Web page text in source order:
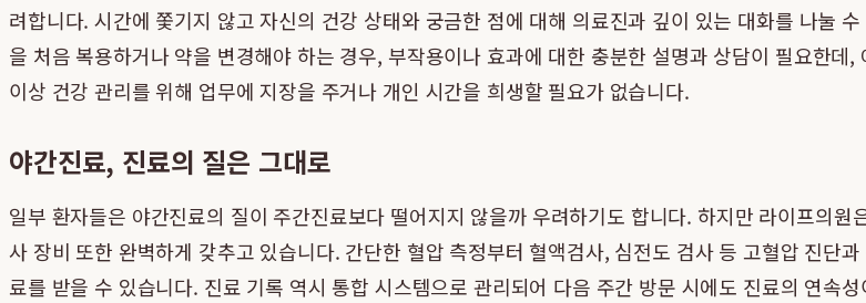
려합니다. 시간에 쫓기지 않고 자신의 건강 상태와 궁금한 점에 대해 의료진과 깊이 있는 대화를 나눌
을 처음 복용하거나 약을 변경해야 하는 경우, 부작용이나 효과에 대한 충분한 설명과 상담이 필요한데
이상 건강 관리를 위해 업무에 지장을 주거나 개인 시간을 희생할 필요가 없습니다.
야간진료, 진료의 질은 그대로
일부 환자들은 야간진료의 질이 주간진료보다 떨어지지 않을까 우려하기도 합니다. 하지만 라이프의
사 장비 또한 완벽하게 갖추고 있습니다. 간단한 혈압 측정부터 혈액검사, 심전도 검사 등 고혈압 진단
료를 받을 수 있습니다. 진료 기록 역시 통합 시스템으로 관리되어 다음 주간 방문 시에도 진료의 연속